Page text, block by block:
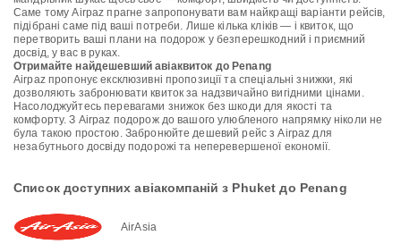
Саме тому Airpaz прагне запропонувати вам найкращі варіанти рейсів,
підібрані саме під ваші потреби. Лише кілька кліків — і квиток, що
перетворить ваші плани на подорож у безперешкодний і приємний
досвід, у вас в руках.
Отримайте найдешевший авіаквиток до Penang
Airpaz пропонує ексклюзивні пропозиції та спеціальні знижки, які
дозволяють забронювати квиток за надзвичайно вигідними цінами.
Насолоджуйтесь перевагами знижок без шкоди для якості та
комфорту. З Airpaz подорож до вашого улюбленого напрямку ніколи не
була такою простою. Забронюйте дешевий рейс з Airpaz для
незабутнього досвіду подорожі та неперевершеної економії.
Список доступних авіакомпаній з Phuket до Penang
AirAsia